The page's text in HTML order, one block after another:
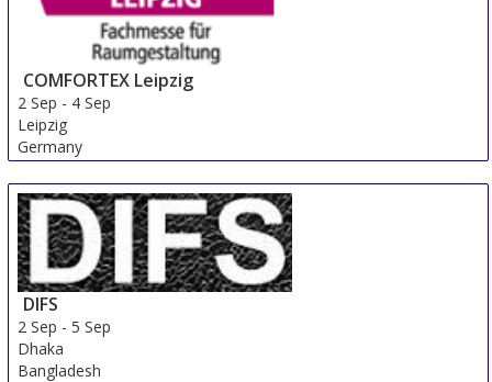
COMFORTEX Leipzig
2 Sep - 4 Sep
Leipzig
Germany
DIFS
2 Sep -5 Sep
Dhaka
Bangladesh